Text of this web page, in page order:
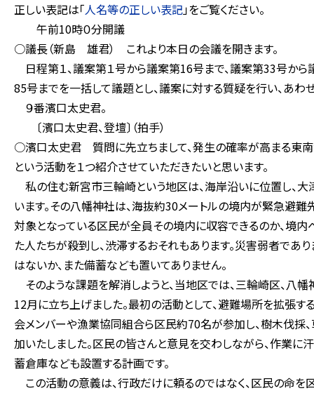
正しい表記は「人名等の正しい表記」をご覧ください。
午前10時０分開議
○議長（新島 雄君） これより本日の会議を開きます。
日程第１、議案第１号から議案第16号まで、議案第33号か
85号までを一括して議題とし、議案に対する質疑を行い、あわ
９番濱口太史君。
〔濱口太史君、登壇〕（拍手）
○濱口太史君 質問に先立ちまして、発生の確率が高まる東南
という活動を１つ紹介させていただきたいと思います。
私の住む新宮市三輪崎という地区は、海岸沿いに位置し、大
います。その八幡神社は、海抜約30メートルの境内が緊急避
対象となっている区民が全員その境内に収容できるのか、境内
た人たちが殺到し、渋滞するおそれもあります。災害弱者で
はないか、また備蓄なども置いてありません。
そのような課題を解消しようと、当地区では、三輪崎区、
12月に立ち上げました。最初の活動として、避難場所を拡張
会メンバーや漁業協同組合ら区民約70名が参加し、樹木伐採
加いたしました。区民の皆さんと意見を交わしながら、作業に
蓄倉庫なども設置する計画です。
この活動の意義は、行政だけに頼るのではなく、区民の命を